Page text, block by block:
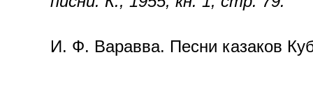
И. Ф. Варавва. Песни казаков